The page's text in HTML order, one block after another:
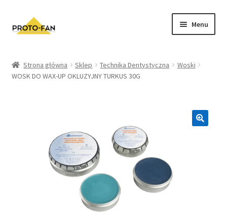
Menu
Kursy Stomatologiczne
Zwroty i Reklamacje
Strona główna Sklep Technika Dentystyczna
Woski
WOSK DO WAX-UP OKLUZYJNY TURKUS 30G